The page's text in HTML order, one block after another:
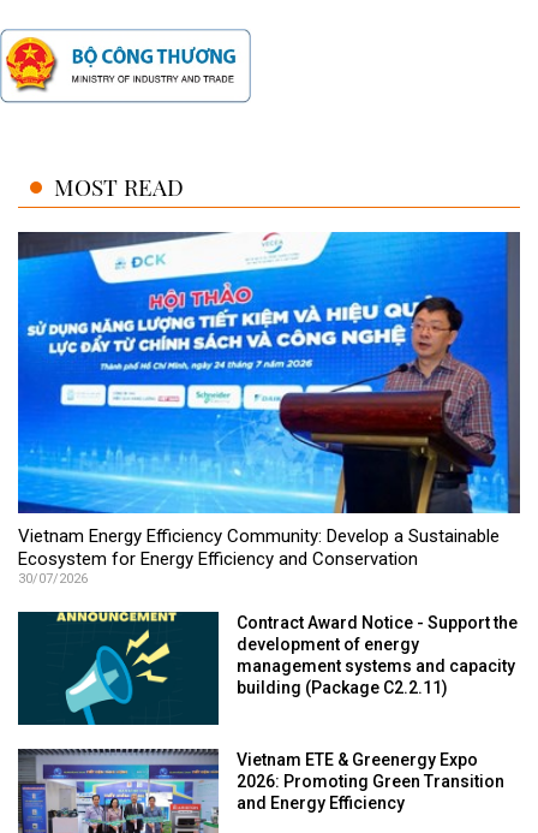
MOST READ
Vietnam Energy Efficiency Community: Develop a Sustainable
Ecosystem for Energy Efficiency and Conservation
30/07/2026
Contract Award Notice - Support the
development of energy
management systems and capacity
building (Package C2.2.11)
Vietnam ETE & Greenergy Expo
2026: Promoting Green Transition
and Energy Efficiency